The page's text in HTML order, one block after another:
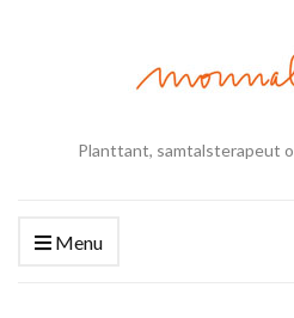
Planttant, samtalsterapeut
Menu